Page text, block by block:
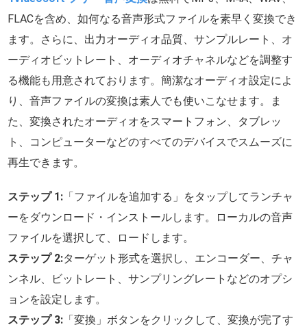
FLACを含め、如何なる音声形式ファイルを素早く変換でき
ます。さらに、出力オーディオ品質、サンプルレート、オ
ーディオビットレート、オーディオチャネルなどを調整す
る機能も用意されております。簡潔なオーディオ設定によ
り、音声ファイルの変換は素人でも使いこなせます。ま
た、変換されたオーディオをスマートフォン、タブレッ
ト、コンピューターなどのすべてのデバイスでスムーズに
再生できます。
ステップ 1: 「ファイルを追加する」をタップしてランチャ
ーをダウンロード・インストールします。ローカルの音声
ファイルを選択して、ロードします。
ステップ 2:ターゲット形式を選択し、エンコーダー、チャ
ンネル、ビットレート、サンプリングレートなどのオプシ
ョンを設定します。
ステップ 3: 「変換」ボタンをクリックして、変換が完了す